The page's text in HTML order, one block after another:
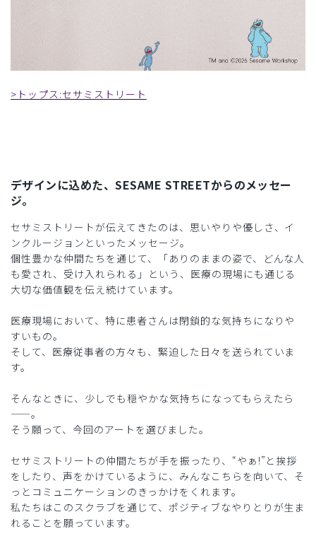
>トップス:セサミストリート
デザインに込めた、SESAME STREETからのメッセー
ジ。
セサミストリートが伝えてきたのは、思いやりや優しさ、イ
ンクルージョンといったメッセージ。
個性豊かな仲間たちを通じて、「ありのままの姿で、どんな人
も愛され、受け入れられる」という、医療の現場にも通じる
大切な価値観を伝え続けています。
医療現場において、特に患者さんは閉鎖的な気持ちになりや
すいもの。
そして、医療従事者の方々も、緊迫した日々を送られていま
す。
そんなときに、少しでも穏やかな気持ちになってもらえたら
——。
そう願って、今回のアートを選びました。
セサミストリートの仲間たちが手を振ったり、“やぁ!”と挨拶
をしたり、声をかけているように、みんなこちらを向いて、そ
っとコミュニケーションのきっかけをくれます。
私たちはこのスクラブを通じて、ポジティブなやりとりが生ま
れることを願っています。